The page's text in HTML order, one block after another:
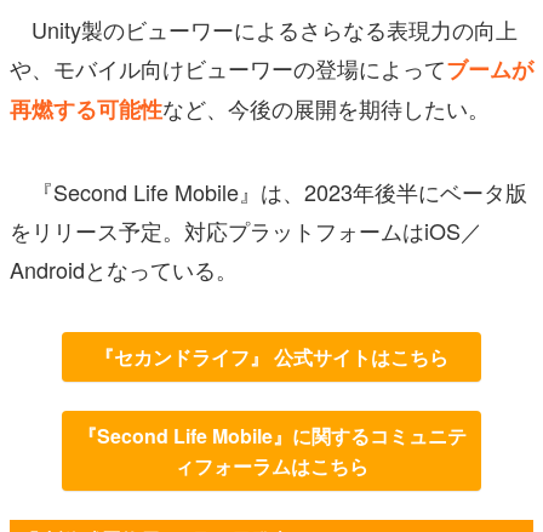
Unity製のビューワーによるさらなる表現力の向上
や、モバイル向けビューワーの登場によってブームが
再燃する可能性など、今後の展開を期待したい。
『Second Life Mobile』は、2023年後半にベータ版
をリリース予定。対応プラットフォームはiOS／
Androidとなっている。
『セカンドライフ』 公式サイトはこちら
『Second Life Mobile』に関するコミュニテ
ィフォーラムはこちら